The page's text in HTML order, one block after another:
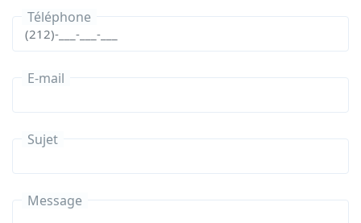
Téléphone
E-mail
Sujet
Message